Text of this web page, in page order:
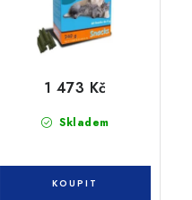
Skladem
1 473 Kč